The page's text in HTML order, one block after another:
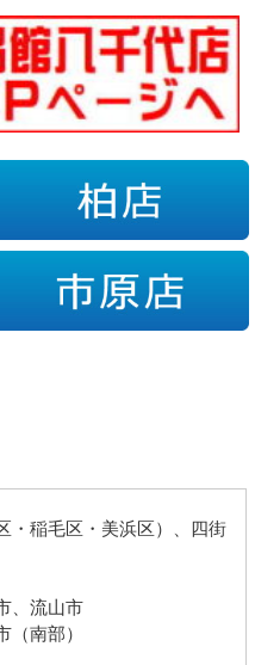
稲毛区・美浜区）、四街
、流山市
南部）